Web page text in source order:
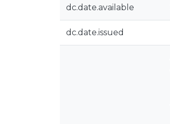
dc.date.available
dc.date.issued